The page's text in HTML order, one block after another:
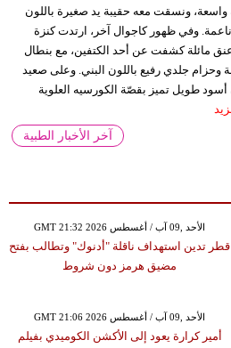
ونسقت معه حقيبة يد صغيرة باللون
وفي ظهور كاجوال آخر، ارتدت كنزة
عنق مائلة كشفت عن أحد الكتفين، مع بنطال
جلدي رفيع باللون البني. وعلى صعيد
أسود طويل تميز بقصّة الكورسيه العلوية
آخر الأخبار الطبية
GMT 21:32 2026 الأحد ,09 آب / أغسطس
قطر تدين استهداف ناقلة "أدنوك" وتطالب بفتح
مضيق هرمز دون شروط
GMT 21:06 2026 الأحد ,09 آب / أغسطس
أمير كرارة يعود إلى الأكشن الكوميدي بفيلم